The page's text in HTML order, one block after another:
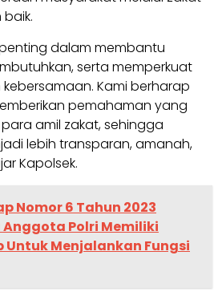
dalam membantu
serta memperkuat
Kami berharap
pemahaman yang
amil zakat, sehingga
lebih transparan, amanah,
Kapolsek.
Nomor 6 Tahun 2023
Polri Memiliki
Menjalankan Fungsi